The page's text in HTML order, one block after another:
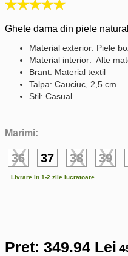
Ghete dama din piele
Material exterior: Piele
Material interior: Alte
Brant: Material textil
Talpa: Cauciuc, 2,5 cm
Stil: Casual
Marimi:
36 37 38 39
Livrare in 1-2 zile lucratoare
Pret: 349.94 Lei